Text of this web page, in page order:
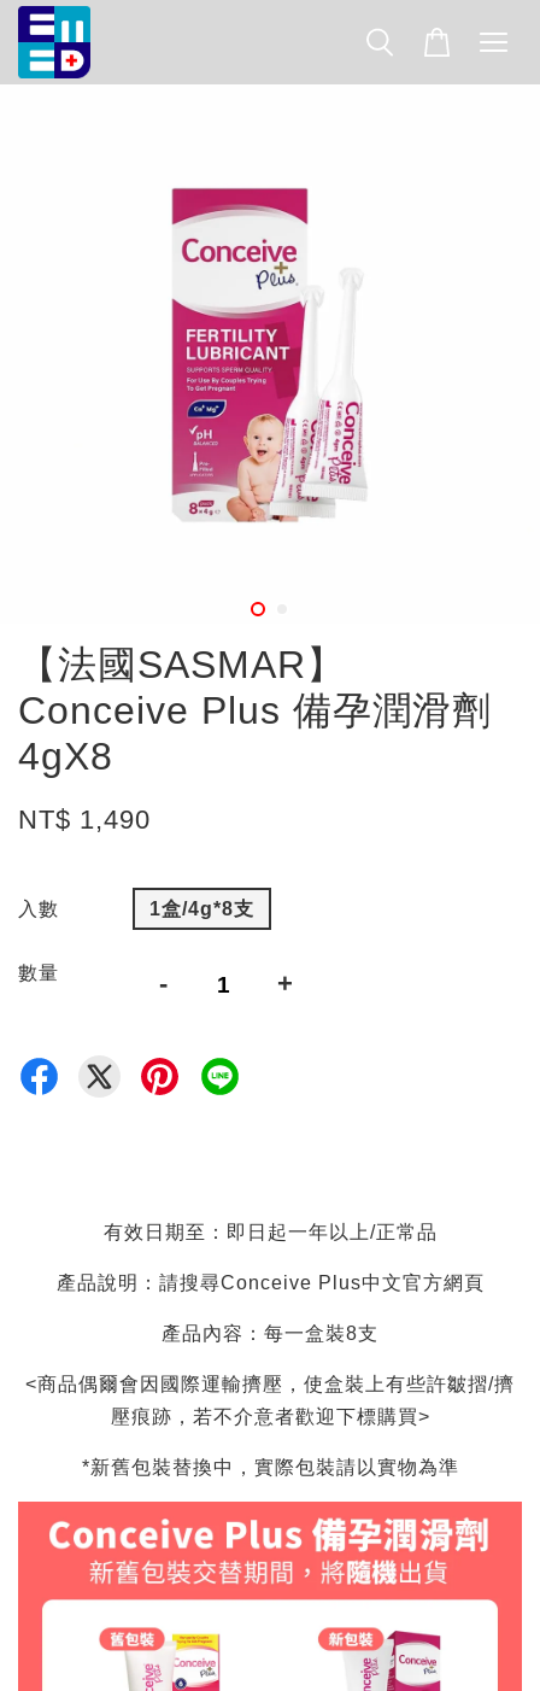
【法國SASMAR】
Conceive Plus 備孕潤滑劑
4gX8
NT$ 1,490
入數 1盒/4g*8支
數量 - +
有效日期至：即日起一年以上/正常品
產品說明：請搜尋Conceive Plus中文官方網頁
產品內容：每一盒裝8支
<商品偶爾會因國際運輸擠壓，使盒裝上有些許皺摺/擠
壓痕跡，若不介意者歡迎下標購買>
*新舊包裝替換中，實際包裝請以實物為準